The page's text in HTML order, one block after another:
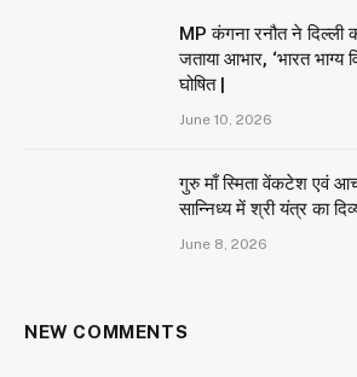
MP कंगना रनौत ने दिल्ली
जताया आभार, ‘भारत भाग्य
घोषित |
June 10, 2026
गुरु माँ स्मिता वेंकटेश एवं
सान्निध्य में श्री यंत्र का
June 8, 2026
NEW COMMENTS